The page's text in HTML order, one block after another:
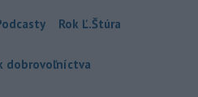
Rok Ľ.Štúra
dobrovoľníctva